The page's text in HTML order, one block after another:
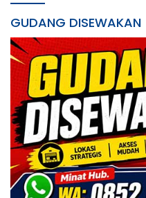
GUDANG DISEWAKAN